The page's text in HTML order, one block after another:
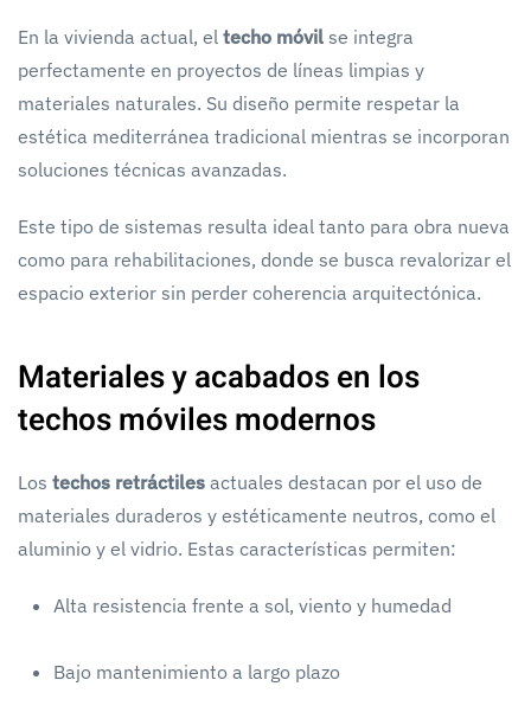
En la vivienda actual, el techo móvil se integra
perfectamente en proyectos de líneas limpias y
materiales naturales. Su diseño permite respetar la
estética mediterránea tradicional mientras se incorporan
soluciones técnicas avanzadas.
Este tipo de sistemas resulta ideal tanto para obra nueva
como para rehabilitaciones, donde se busca revalorizar el
espacio exterior sin perder coherencia arquitectónica.
Materiales y acabados en los
techos móviles modernos
Los techos retráctiles actuales destacan por el uso de
materiales duraderos y estéticamente neutros, como el
aluminio y el vidrio. Estas características permiten:
Alta resistencia frente a sol, viento y humedad
Bajo mantenimiento a largo plazo